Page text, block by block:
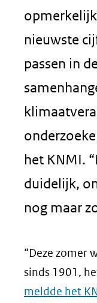
nieuwste
passen in
het KNMI.
duidelijk,
nog maar
“Deze zomer
sinds 1901,
meldde het